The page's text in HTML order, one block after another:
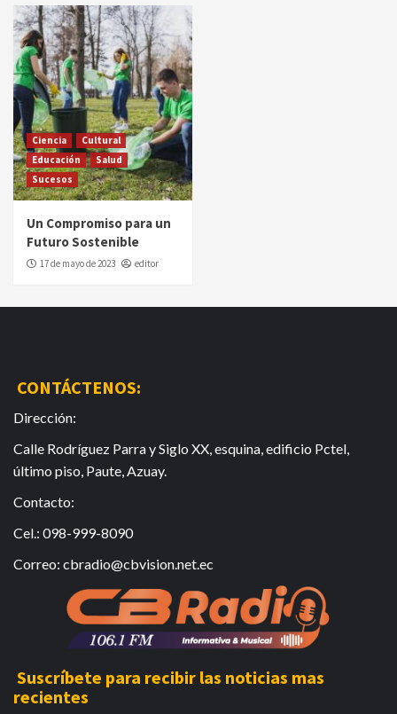
Ciencia
Cultural
Educación
Salud
Sucesos
Un Compromiso para un
Futuro Sostenible
17 de mayo de 2023 editor
CONTÁCTENOS:
Dirección:
Calle Rodríguez Parra y Siglo XX, esquina, edificio Pctel,
último piso, Paute, Azuay.
Contacto:
Cel.: 098-999-8090
Correo: cbradio@cbvision.net.ec
Suscríbete para recibir las noticias mas
recientes